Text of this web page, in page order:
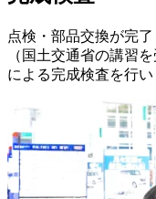
点検・部品交換が完
（国土交通省の講習
による完成検査を行い